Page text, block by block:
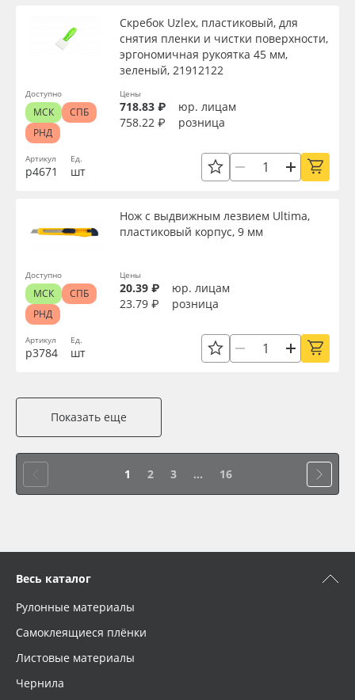
Артикул
р4671
Скребок Uzlex, пластиковый, для
снятия пленки и чистки поверхности,
эргономичная рукоятка 45 мм,
зеленый, 21912122
Ед.
шт
Цены
718.83 ₽
юр. лицам
758.22 ₽
розница
Доступно
МСК
СПБ
РНД
Артикул
р3784
Нож с выдвижным лезвием Ultima,
пластиковый корпус, 9 мм
Ед.
шт
Цены
20.39 ₽
юр. лицам
23.79 ₽
розница
Доступно
МСК
СПБ
РНД
Показать еще
1 2 3 ... 16
Весь каталог
Рулонные материалы
Самоклеящиеся плёнки
Листовые материалы
Чернила